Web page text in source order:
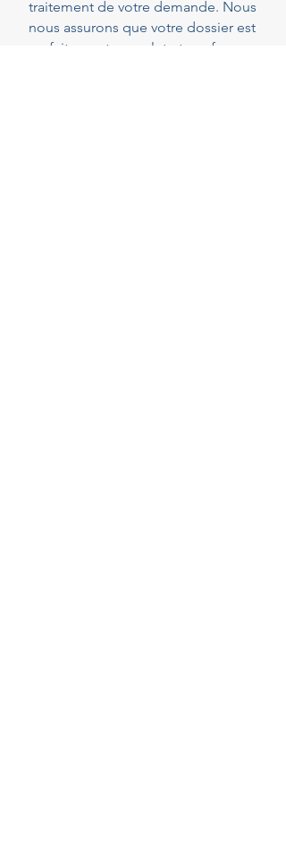
traitement de votre demande. Nous
nous assurons que votre dossier est
parfaitement complet et conforme